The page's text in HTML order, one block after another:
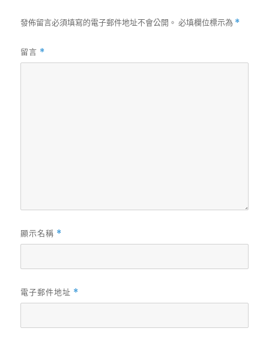
發佈留言必須填寫的電子郵件地址不會公開。 必填欄位標示為 *
留言 *
顯示名稱 *
電子郵件地址 *